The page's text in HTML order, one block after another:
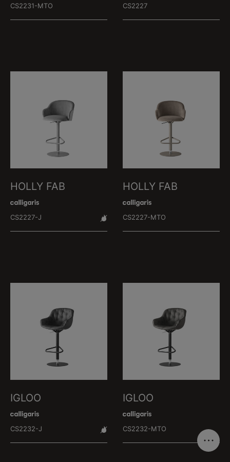
CS2231-MTO CS2227
HOLLY FAB
CS2227-J
HOLLY FAB
CS2227-MTO
IGLOO
CS2232-J
IGLOO
CS2232-MTO